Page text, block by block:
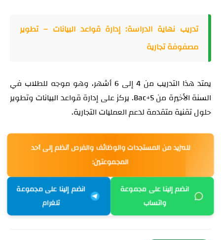
تدريب نهاية الدراسة: إدارة قواعد البيانات – تطوير
مصفوفة تجارية
يمتد هذا التدريب من 4 إلى 6 أشهر، وهو موجه للطلاب في
السنة الأخيرة من Bac+5. يركز على إدارة قواعد البيانات وتطوير
حلول تقنية متقدمة لدعم العمليات التجارية.
للمزيد من المستجدات والوظائف والفرص أنظم إلى أحد
المجموعتين:
انضم إلينا على مجموعة
واتساب
انضم إلينا على مجموعة
تلغرام